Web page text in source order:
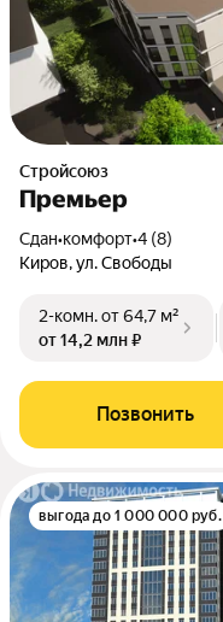
Стройсоюз
Премьер
Сдан•комфорт•4 (8)
Киров, ул. Свободы
2-комн.от 64,7 м²
от 14,2 млн ₽
Позвонить
выгода до 1 000 000 руб.